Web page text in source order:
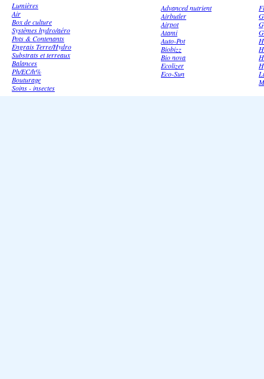
Lumières
Air
Box de culture
Systèmes hydro/aéro
Pots & Contenants
Engrais Terre/Hydro
Substrats et terreaux
Balances
Ph/EC/h%
Bouturage
Soins - insectes
Advanced nutrient
Airbutler
Airpot
Atami
Auto-Pot
Biobizz
Bio nova
Ecolizer
Eco-Sun